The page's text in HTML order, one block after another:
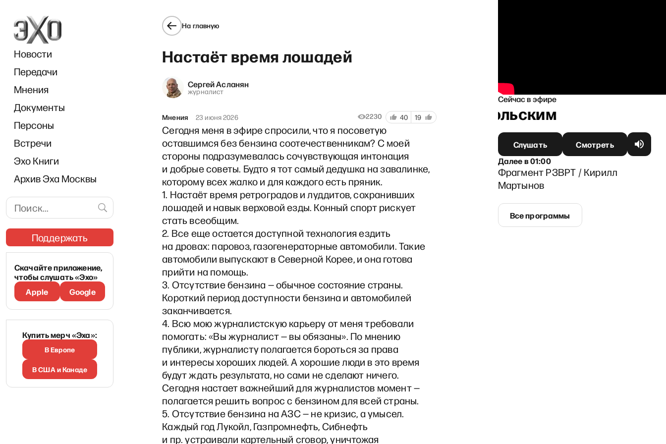
Новости
Передачи
Мнения
Документы
Персоны
Встречи
Эхо Книги
Архив Эха Москвы
Поддержать
Скачайте приложение,
чтобы слушать «Эхо»
Apple
Google
Купить мерч «Эха»:
В Европе
В США и Канаде
На главную
Настаёт время лошадей
Сергей Асланян
журналист
Мнения 23 июня 2026 2230 40 19
Сегодня меня в эфире спросили, что я посоветую
оставшимся без бензина соотечественникам? С моей
стороны подразумевалась сочувствующая интонация
и добрые советы. Будто я тот самый дедушка на завалинке,
которому всех жалко и для каждого есть пряник.
1. Настаёт время ретроградов и луддитов, сохранивших
лошадей и навык верховой езды. Конный спорт рискует
стать всеобщим.
2. Все еще остается доступной технология ездить
на дровах: паровоз, газогенераторные автомобили. Такие
автомобили выпускают в Северной Корее, и она готова
прийти на помощь.
3. Отсутствие бензина — обычное состояние страны.
Короткий период доступности бензина и автомобилей
заканчивается.
4. Всю мою журналистскую карьеру от меня требовали
помогать: «Вы журналист — вы обязаны». По мнению
публики, журналисту полагается бороться за права
и интересы хороших людей. А хорошие люди в это время
будут ждать результата, но сами не сделают ничего.
Сегодня настает важнейший для журналистов момент —
полагается решить вопрос с бензином для всей страны.
5. Отсутствие бензина на АЗС — не кризис, а умысел.
Каждый год Лукойл, Газпромнефть, Сибнефть
и пр. устраивали картельный сговор, уничтожая
Сейчас в эфире
«В рабочий полдень» с Матвеем Ганапольским
Слушать
Смотреть
Далеев01:00
Фрагмент РЗВРТ / Кирилл
Мартынов
Все программы